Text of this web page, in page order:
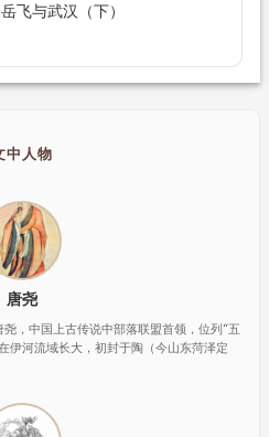
飞与武汉（下）
中人物
唐尧
，中国上古传说中部落联盟首领，位列“五
伊河流域长大，初封于陶（今山东菏泽定